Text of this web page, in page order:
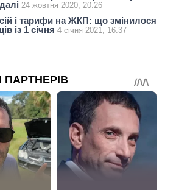
24 жовтня 2020, 20:26
і тарифи на ЖКП: що змінилося
із 1 січня 4 січня 2021, 16:37